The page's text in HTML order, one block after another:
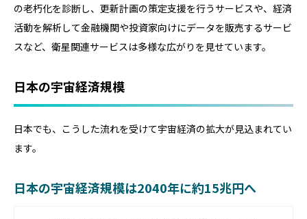
の老朽化を診断し、更新計画の策定支援を行うサービスや、経済
活動を解析して金融機関や投資家向けにデータを販売するサービ
スなど、衛星関連サービスは多様な広がりを見せています。
日本の宇宙経済規模
日本でも、こうした流れを受けて宇宙経済の拡大が見込まれてい
ます。
日本の宇宙経済規模は2040年に約15兆円へ